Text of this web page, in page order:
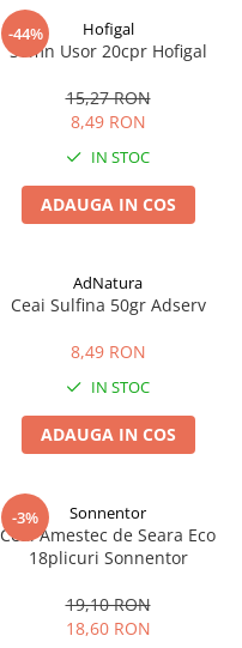
-44% Hofigal
Somn Usor 20cpr Hofigal
15,27 RON
8,49 RON
IN STOC
ADAUGA IN COS
AdNatura
Ceai Sulfina 50gr Adserv
8,49 RON
IN STOC
ADAUGA IN COS
-3% Sonnentor
Ceai Amestec de Seara Eco
18plicuri Sonnentor
19,10 RON
18,60 RON